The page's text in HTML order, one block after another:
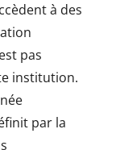
à des
pas
institution.
par la